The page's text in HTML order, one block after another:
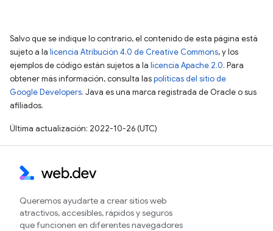
Salvo que se indique lo contrario, el contenido de esta página está
sujeto a la licencia Atribución 4.0 de Creative Commons, y los
ejemplos de código están sujetos a la licencia Apache 2.0. Para
obtener más información, consulta laspolíticas del sitio de
Google Developers. Java es una marca registrada de Oracle o sus
afiliados.
Última actualización: 2022-10-26 (UTC)
Queremos ayudarte a crear sitios web
atractivos, accesibles, rápidos y seguros
que funcionen en diferentes navegadores